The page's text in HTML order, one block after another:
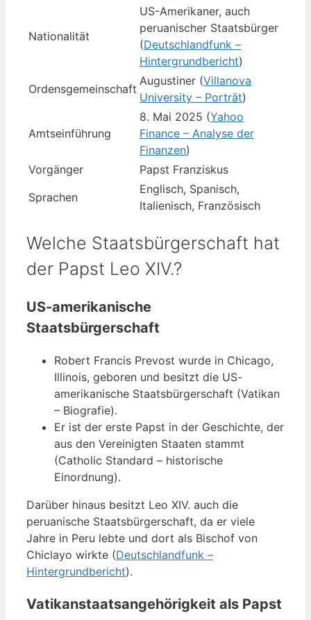
Nationalität
US-Amerikaner, auch
peruanischer Staatsbürger
(Deutschlandfunk –
Hintergrundbericht)
Ordensgemeinschaft
Augustiner (Villanova
University – Porträt)
Amtseinführung
8. Mai 2025 (Yahoo
Finance – Analyse der
Finanzen)
Vorgänger
Papst Franziskus
Sprachen
Englisch, Spanisch,
Italienisch, Französisch
Welche Staatsbürgerschaft hat
der Papst Leo XIV.?
US-amerikanische
Staatsbürgerschaft
Robert Francis Prevost wurde in Chicago,
Illinois, geboren und besitzt die US-
amerikanische Staatsbürgerschaft (Vatikan
– Biografie).
Er ist der erste Papst in der Geschichte, der
aus den Vereinigten Staaten stammt
(Catholic Standard – historische
Einordnung).
Darüber hinaus besitzt Leo XIV. auch die
peruanische Staatsbürgerschaft, da er viele
Jahre in Peru lebte und dort als Bischof von
Chiclayo wirkte (Deutschlandfunk –
Hintergrundbericht).
Vatikanstaatsangehörigkeit als Papst